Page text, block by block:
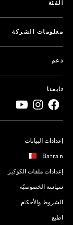
الفئة
معلومات الشركة
دعم
تابعنا
إعدادات البيانات
Bahrain
إعدادات ملفات الكوكيز
سياسة الخصوصيّة
الشروط والأحكام
اطبع